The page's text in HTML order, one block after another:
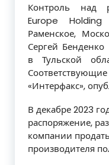
Контроль над
Europe
Раменское,
Сергей Бенденко
в Тульской
«Интерфакс»,
В декабре 2023
распоряжение,
компании
производителя